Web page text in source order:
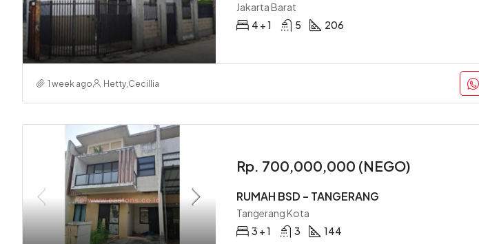
Jakarta Barat
4 + 1
5 206
1 week ago Hetty Cecillia
Rp. 700,000,000 (NEGO)
RUMAH BSD – TANGERANG
Tangerang Kota
3 + 1
3 144